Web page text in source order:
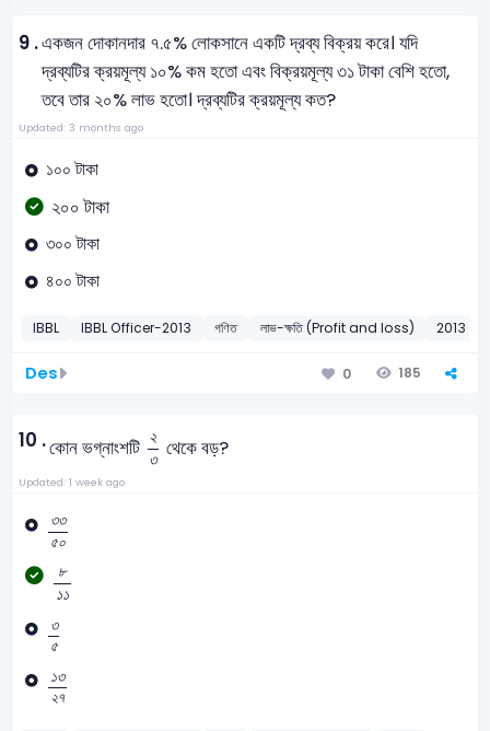
9 .একজন দোকানদার ৭.৫% লোকসানে একটি দ্রব্য বিক্রয় করে। যদি
দ্রব্যটির ক্রয়মূল্য ১০% কম হতো এবং বিক্রয়মূল্য ৩১ টাকা বেশি হতো,
তবে তার ২০% লাভ হতো। দ্রব্যটির ক্রয়মূল্য কত?
Updated: 3 months ago
১০০ টাকা
২০০ টাকা
৩০০ টাকা
৪০০ টাকা
IBBL IBBL Officer-2013 গণিত লাভ-ক্ষতি (Profit and loss) 2013
Des 0 185
10 .কোন ভগ্নাংশটি ২
৩
২৩
থেকে বড়?
Updated: 1 week ago
৩৩
৫০
৩৩
৮
১১
৮১
৩
৫
৩৫
১৩
২৭
১৩